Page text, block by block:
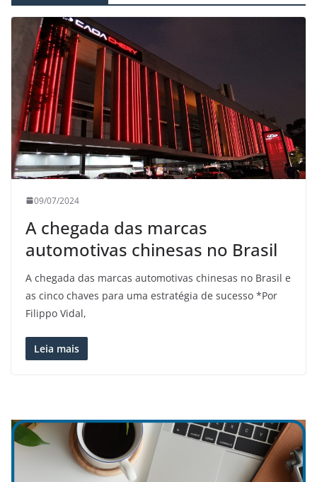
09/07/2024
A chegada das marcas
automotivas chinesas no Brasil
A chegada das marcas automotivas chinesas no Brasil e
as cinco chaves para uma estratégia de sucesso *Por
Filippo Vidal,
Leia mais